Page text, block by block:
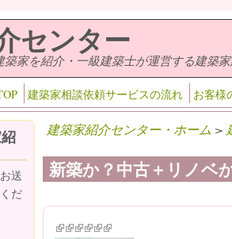
センター
家を紹介・一級建築士が運営する建築
建築家相談依頼サービスの流れ お客様
建築家紹介センター・ホーム >
新築か？中古＋リノベ
(link is external)
(link is external)
(link is external)
(link is external)
(link is external)
(link is external)
送
だ